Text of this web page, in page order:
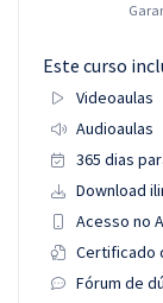
Este curso
Videoaulas
Audioaulas
365 dias
Download
Acesso no
Certificado
Fórum de